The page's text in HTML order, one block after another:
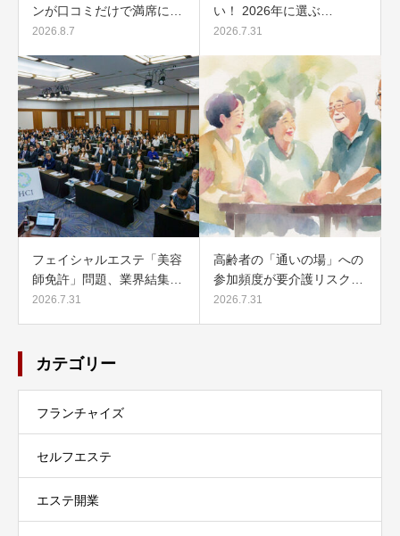
ンが口コミだけで満席に…
2026.8.7
い！ 2026年に選ぶ…
2026.7.31
フェイシャルエステ「美容
師免許」問題、業界結集…
2026.7.31
高齢者の「通いの場」への
参加頻度が要介護リスク…
2026.7.31
カテゴリー
フランチャイズ
セルフエステ
エステ開業